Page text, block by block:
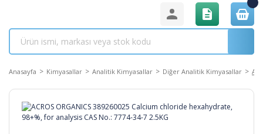
Anasayfa Kimyasallar Analitik Kimyasallar Diğer Analitik Kimyasallar